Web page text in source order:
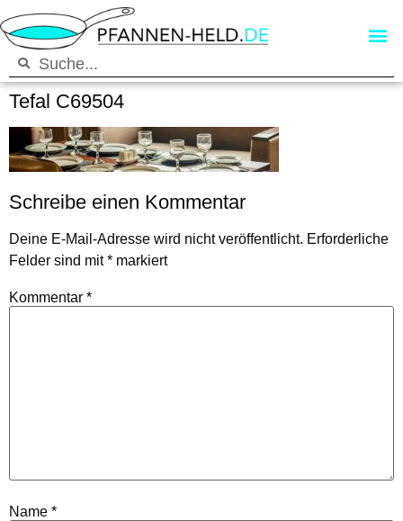
Tefal C69504
Schreibe einen Kommentar
Deine E-Mail-Adresse wird nicht veröffentlicht. Erforderliche
Felder sind mit* markiert
Kommentar *
Name *